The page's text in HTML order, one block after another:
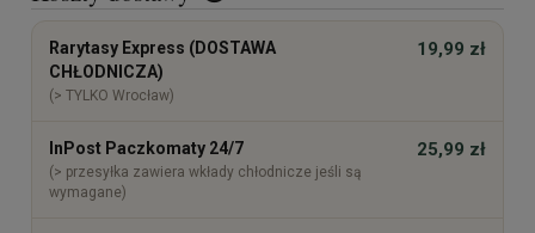
Cena nie zawiera ewentualnych kosztów płatności
Rarytasy Express (DOSTAWA
CHŁODNICZA)
(> TYLKO Wrocław)
19,99 zł
InPost Paczkomaty 24/7
(> przesyłka zawiera wkłady chłodnicze jeśli są
wymagane)
25,99 zł